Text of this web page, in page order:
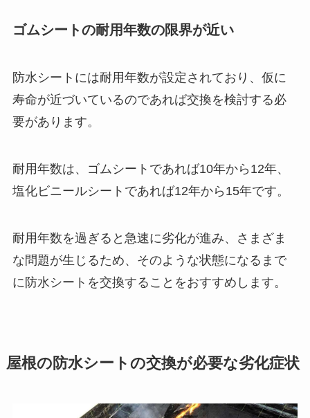
ゴムシートの耐用年数の限界が近い
防水シートには耐用年数が設定されており、仮に
寿命が近づいているのであれば交換を検討する必
要があります。
耐用年数は、ゴムシートであれば10年から12年、
塩化ビニールシートであれば12年から15年です。
耐用年数を過ぎると急速に劣化が進み、さまざま
な問題が生じるため、そのような状態になるまで
に防水シートを交換することをおすすめします。
屋根の防水シートの交換が必要な劣化症状